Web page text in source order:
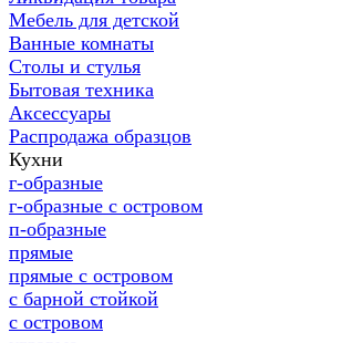
Мебель для детской
Ванные комнаты
Столы и стулья
Бытовая техника
Аксессуары
Распродажа образцов
Кухни
г-образные
г-образные с островом
п-образные
прямые
прямые с островом
с барной стойкой
с островом